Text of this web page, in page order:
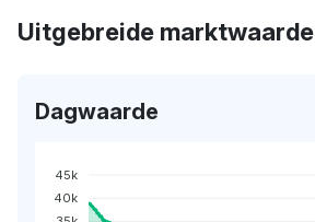
Uitgebreide marktwaarde
Dagwaarde
45k
40k